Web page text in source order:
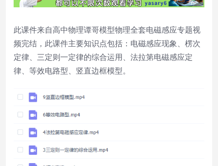
此课件来自高中物理谭哥模型物理全套电磁感应专题视
频完结，此课件主要知识点包括：电磁感应现象、楞次
定律、三定则一定律的综合运用、法拉第电磁感应定
律、等效电路型、竖直边框模型。